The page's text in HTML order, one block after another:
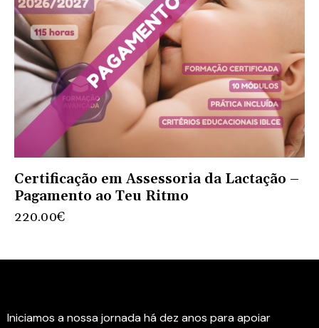
Certificação em Assessoria da Lactação –
Pagamento ao Teu Ritmo
220.00€
Iniciamos a nossa jornada há dez anos para apoiar